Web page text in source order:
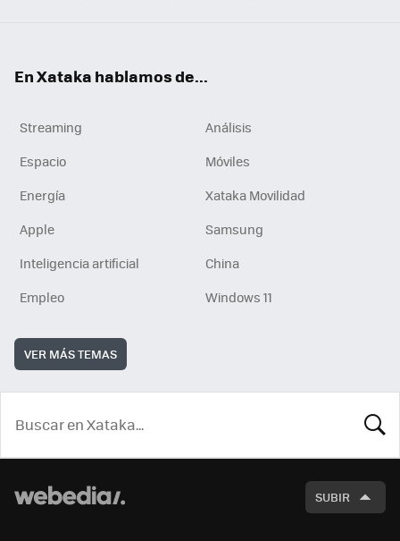
En Xataka hablamos de...
Streaming
Análisis
Espacio
Móviles
Energía
Xataka Movilidad
Apple
Samsung
Inteligencia artificial
China
Empleo
Windows 11
VER MÁS TEMAS
SUBIR